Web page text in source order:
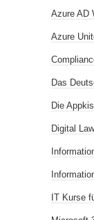
Azure AD
Azure
Das
Die
Digital
IT Kurse